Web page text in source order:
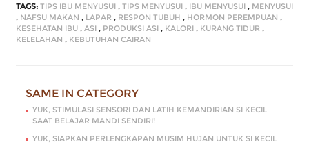
TAGS: TIPS IBU MENYUSUI , TIPS MENYUSUI , IBU MENYUSUI , MENYUSUI
, NAFSU MAKAN , LAPAR , RESPON TUBUH , HORMON PEREMPUAN ,
KESEHATAN IBU , ASI , PRODUKSI ASI , KALORI , KURANG TIDUR ,
KELELAHAN , KEBUTUHAN CAIRAN
SAME IN CATEGORY
YUK, STIMULASI SENSORI DAN LATIH KEMANDIRIAN SI KECIL
SAAT BELAJAR MANDI SENDIRI!
YUK, SIAPKAN PERLENGKAPAN MUSIM HUJAN UNTUK SI KECIL